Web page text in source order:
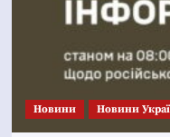
Новини Новини